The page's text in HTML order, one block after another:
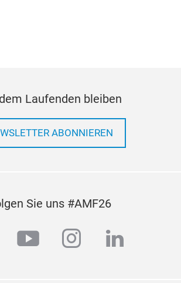
Laufenden bleiben
ABONNIEREN
Sie uns #AMF26
youtubeinstagram
linkedin